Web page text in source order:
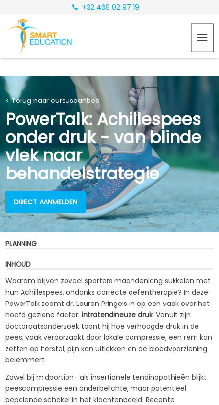
+32 468 02 97 19
< Terug naar cursusaanbod
PowerTalk: Achillespees
onder druk - van blinde
vlek naar
behandelstrategie
DIRECT AANMELDEN
PLANNING
INHOUD
Waarom blijven zoveel sporters maandenlang sukkelen met
hun Achillespees, ondanks correcte oefentherapie? In deze
PowerTalk zoomt dr. Lauren Pringels in op een vaak over het
hoofd geziene factor:intratendineuze druk. Vanuit zijn
doctoraatsonderzoek toont hij hoe verhoogde druk in de
pees, vaak veroorzaakt door lokale compressie, een rem kan
zetten op herstel, pijn kan uitlokken en de bloedvoorziening
belemmert.
Zowel bij midportion- als insertionele tendinopathieën blijkt
peescompressie een onderbelichte, maar potentieel
bepalende schakel in het klachtenbeeld. Recente